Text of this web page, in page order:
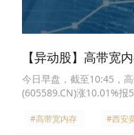
【异动股】高带宽
今日早盘，截至10:45，
(605589.CN)涨10.01%报
#高带宽内存 #西安